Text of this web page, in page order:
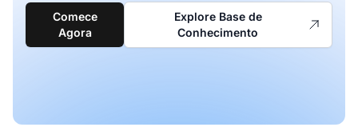
Comece
Agora
Explore Base de
Conhecimento